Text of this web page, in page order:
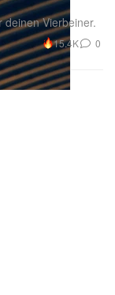
Vierbeiner.
15.4K 0